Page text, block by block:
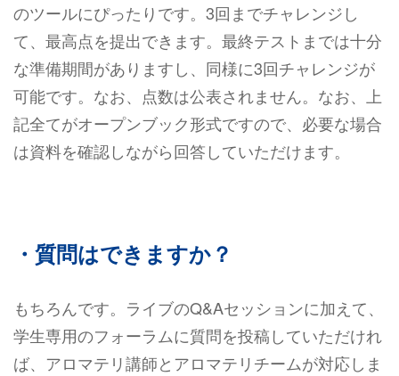
のツールにぴったりです。3回までチャレンジし
て、最高点を提出できます。最終テストまでは十分
な準備期間がありますし、同様に3回チャレンジが
可能です。なお、点数は公表されません。なお、上
記全てがオープンブック形式ですので、必要な場合
は資料を確認しながら回答していただけます。
・質問はできますか？
もちろんです。ライブのQ&Aセッションに加えて、
学生専用のフォーラムに質問を投稿していただけれ
ば、アロマテリ講師とアロマテリチームが対応しま